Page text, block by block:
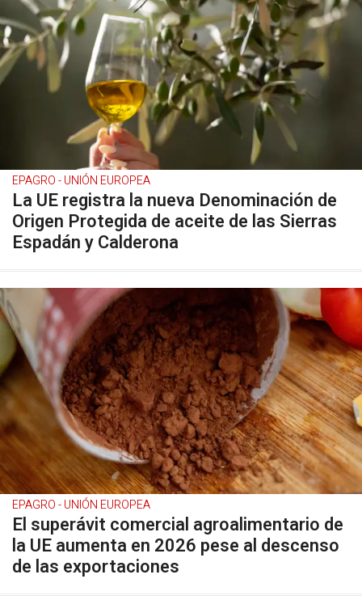
EPAGRO - UNIÓN EUROPEA
La UE registra la nueva Denominación de
Origen Protegida de aceite de las Sierras
Espadán y Calderona
EPAGRO - UNIÓN EUROPEA
El superávit comercial agroalimentario de
la UE aumenta en 2026 pese al descenso
de las exportaciones